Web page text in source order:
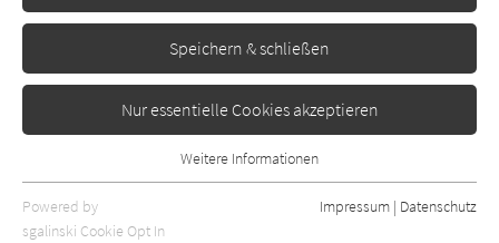
Fischer
Speichern & schließen
Nur essentielle Cookies akzeptieren
Essentielle Cookies werden für grundlegende Funktionen der
Webseite benötigt. Dadurch ist gewährleistet, dass die Webseite
Weitere Informationen
Powered by
sgalinski Cookie Opt In
Impressum | Datenschutz